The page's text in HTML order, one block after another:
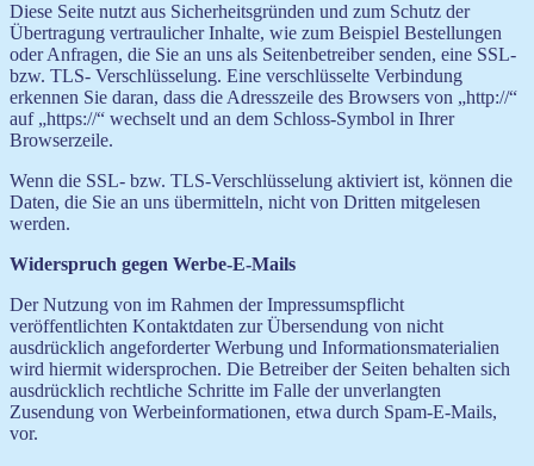
Diese Seite nutzt aus Sicherheitsgründen und zum Schutz der
Übertragung vertraulicher Inhalte, wie zum Beispiel Bestellungen
oder Anfragen, die Sie an uns als Seitenbetreiber senden, eine SSL-
bzw. TLS- Verschlüsselung. Eine verschlüsselte Verbindung
erkennen Sie daran, dass die Adresszeile des Browsers von „http://“
auf „https://“ wechselt und an dem Schloss-Symbol in Ihrer
Browserzeile.
Wenn die SSL- bzw. TLS-Verschlüsselung aktiviert ist, können die
Daten, die Sie an uns übermitteln, nicht von Dritten mitgelesen
werden.
Widerspruch gegen Werbe-E-Mails
Der Nutzung von im Rahmen der Impressumspflicht
veröffentlichten Kontaktdaten zur Übersendung von nicht
ausdrücklich angeforderter Werbung und Informationsmaterialien
wird hiermit widersprochen. Die Betreiber der Seiten behalten sich
ausdrücklich rechtliche Schritte im Falle der unverlangten
Zusendung von Werbeinformationen, etwa durch Spam-E-Mails,
vor.